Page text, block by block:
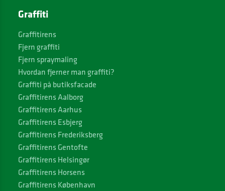
Graffiti
Graffitirens
Fjern graffiti
Fjern spraymaling
Hvordan fjerner man graffiti?
Graffiti på butiksfacade
Graffitirens Aalborg
Graffitirens Aarhus
Graffitirens Esbjerg
Graffitirens Frederiksberg
Graffitirens Gentofte
Graffitirens Helsingør
Graffitirens Horsens
Graffitirens København